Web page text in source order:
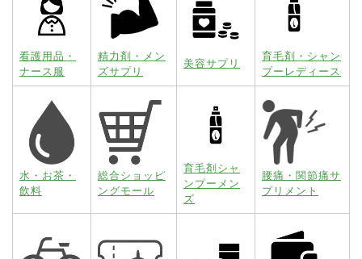
看護用品・
ナース服
精力剤・メン
ズサプリ
美容サプリ
育毛剤・シャン
プーレディース
水・お茶・
飲料
総合ショッピ
ングモール
育毛剤シャ
ンプーメン
ズ
腰痛・関節痛サ
プリメント